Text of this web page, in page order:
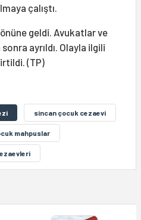
çalıştı.
geldi. Avukatlar ve
ayrıldı. Olayla ilgili
(TP)
sincan çocuk cezaevi
mahpuslar